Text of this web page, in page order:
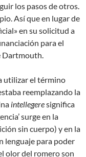
los pasos de otros.
Así que en lugar de
en su solicitud a
para el
Dartmouth.
utilizar el término
reemplazando la
intellegeresignifica
surge en la
sin cuerpo) y en la
lenguaje para poder
olor del romero son